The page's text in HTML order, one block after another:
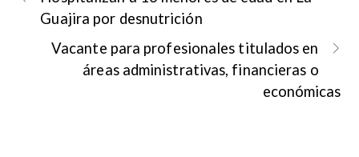
Guajira por desnutrición
Vacante para profesionales titulados en
áreas administrativas, financieras o
económicas